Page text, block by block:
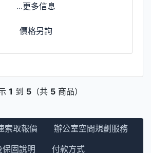
...更多信息
價格另詢
1 到 5（共 5商品）
索取報價
辦公室空間規劃服務
固說明
付款方式